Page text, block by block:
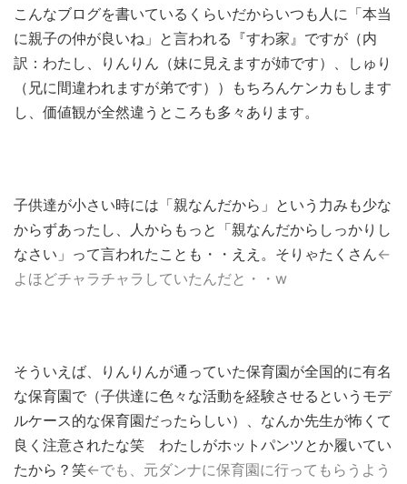
こんなブログを書いているくらいだからいつも人に「本当
に親子の仲が良いね」と言われる『すわ家』ですが（内
訳：わたし、りんりん（妹に見えますが姉です）、しゅり
（兄に間違われますが弟です））もちろんケンカもします
し、価値観が全然違うところも多々あります。
子供達が小さい時には「親なんだから」という力みも少な
からずあったし、人からもっと「親なんだからしっかりし
なさい」って言われたことも・・ええ。そりゃたくさん←
よほどチャラチャラしていたんだと・・w
そういえば、りんりんが通っていた保育園が全国的に有名
な保育園で（子供達に色々な活動を経験させるというモデ
ルケース的な保育園だったらしい）、なんか先生が怖くて
良く注意されたな笑 わたしがホットパンツとか履いてい
たから？笑←でも、元ダンナに保育園に行ってもらうよう